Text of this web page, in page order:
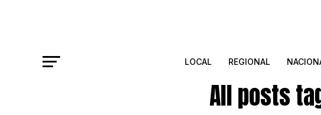
LOCAL REGIONAL
All posts